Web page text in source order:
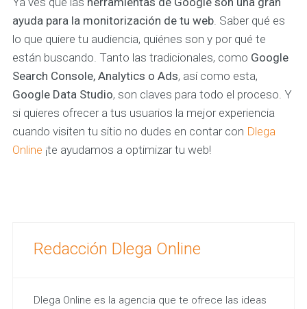
ayuda para la monitorización de tu web. Saber qué es
lo que quiere tu audiencia, quiénes son y por qué te
están buscando. Tanto las tradicionales, como Google
Search Console, Analytics o Ads, así como esta,
Google Data Studio, son claves para todo el proceso. Y
si quieres ofrecer a tus usuarios la mejor experiencia
cuando visiten tu sitio no dudes en contar con Dlega
Online ¡te ayudamos a optimizar tu web!
Redacción Dlega Online
Dlega Online es la agencia que te ofrece las ideas